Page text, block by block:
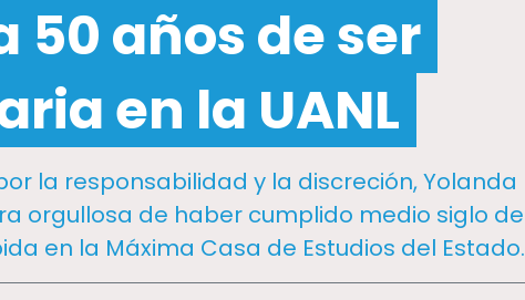
50 años de ser
en la UANL
la responsabilidad y la discreción, Yolanda
orgullosa de haber cumplido medio siglo de
en la Máxima Casa de Estudios del Estado.